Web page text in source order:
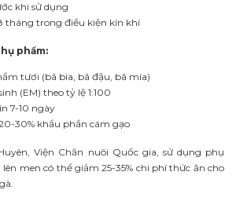
khi sử dụng
tháng trong điều kiện kín khí
phẩm:
tươi (bã bia, bã đậu, bã mía)
(EM) theo tỷ lệ 1:100
7-10 ngày
30% khẩu phần cám gạo
Viện Chăn nuôi Quốc gia, sử dụng phụ
men có thể giảm 25-35% chi phí thức ăn cho